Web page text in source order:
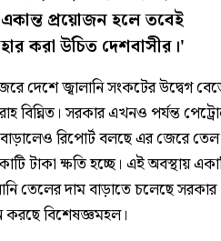
প্রয়োজন হলে তবেই
করা উচিত দেশবাসীর।'
দেশে জ্বালানি সংকটের উদ্বেগ
বিঘ্নিত। সরকার এখনও পর্যন্ত
বাড়ালেও রিপোর্ট বলছে এর জেরে তেল
টাকা ক্ষতি হচ্ছে। এই অবস্থায়
তেলের দাম বাড়াতে চলেছে
করছে বিশেষজ্ঞমহল।